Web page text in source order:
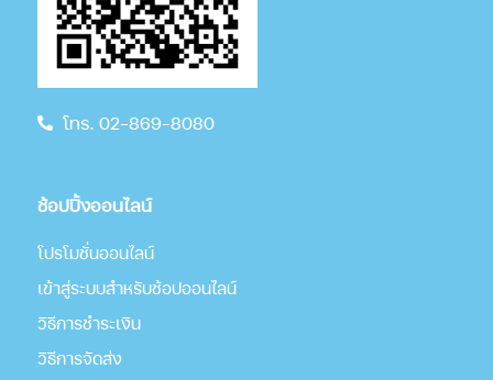
โทร. 02-869-8080
ช้อปปิ้งออนไลน์
โปรโมชั่นออนไลน์
เข้าสู่ระบบสำหรับช้อปออนไลน์
วิธีการชำระเงิน
วิธีการจัดส่ง